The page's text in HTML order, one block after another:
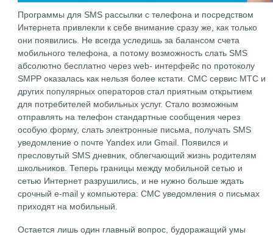
Программы для SMS рассылки с телефона и посредством
Интернета привлекли к себе внимание сразу же, как только
они появились. Не всегда уследишь за балансом счета
мобильного телефона, а потому возможность слать SMS
абсолютно бесплатно через web- интерфейс по протоколу
SMPP оказалась как нельзя более кстати. СМС сервис МТС и
других популярных операторов стал приятным открытием
для потребителей мобильных услуг. Стало возможным
отправлять на телефон стандартные сообщения через
особую форму, слать электронные письма, получать SMS
уведомление о почте Yandex или Gmail. Появился и
пресловутый SMS дневник, облегчающий жизнь родителям
школьников. Теперь границы между мобильной сетью и
сетью Интернет разрушились, и не нужно больше ждать
срочный e-mail у компьютера: СМС уведомления о письмах
приходят на мобильный.
Остается лишь один главный вопрос, будоражащий умы